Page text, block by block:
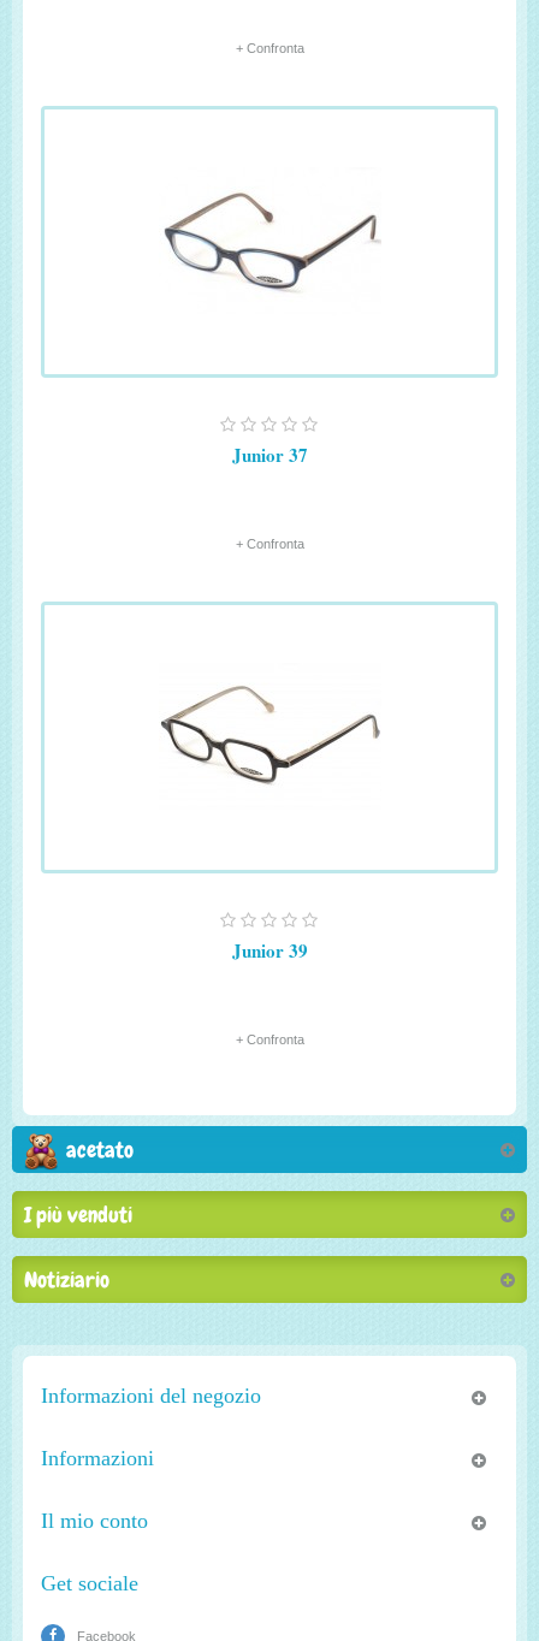
+ Confronta
Junior 37
+ Confronta
Junior 39
+ Confronta
acetato
I più venduti
Notiziario
Informazioni del negozio
Informazioni
Il mio conto
Get sociale
Facebook